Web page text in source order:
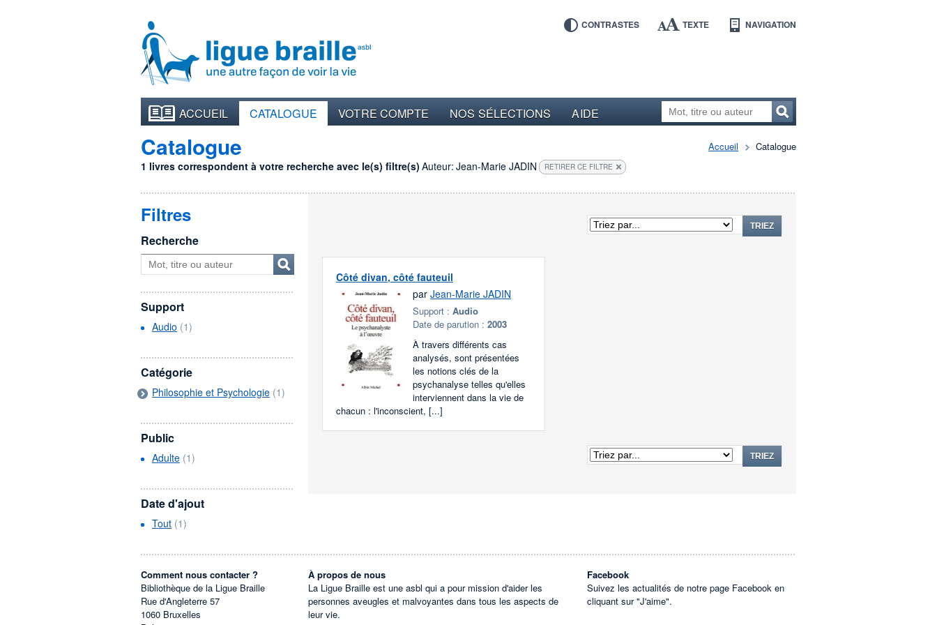
CONTRASTES TEXTE NAVIGATION
ACCUEIL CATALOGUE VOTRE COMPTE NOS SÉLECTIONS AIDE
Accueil Catalogue
Catalogue
1 livres correspondent à votre recherche avec le(s) filtre(s) Auteur: Jean-Marie JADIN RETIRER CE FILTRE
TRIEZ
Côté divan, côté fauteuil
parJean-Marie JADIN
Support :Audio
Date de parution :2003
À travers différents cas
analysés, sont présentées
les notions clés de la
psychanalyse telles qu'elles
interviennent dans la vie de
chacun : l'inconscient, [...]
TRIEZ
Filtres
Recherche
Support
Audio (1)
Catégorie
Philosophie et Psychologie (1)
Public
Adulte (1)
Date d'ajout
Tout (1)
Comment nous contacter ?
Bibliothèque de la Ligue Braille
Rue d'Angleterre 57
1060 Bruxelles
À propos de nous
La Ligue Braille est une asbl qui a pour mission d'aider les
personnes aveugles et malvoyantes dans tous les aspects de
leur vie.
Facebook
Suivez les actualités de notre page Facebook en
cliquant sur "J'aime".